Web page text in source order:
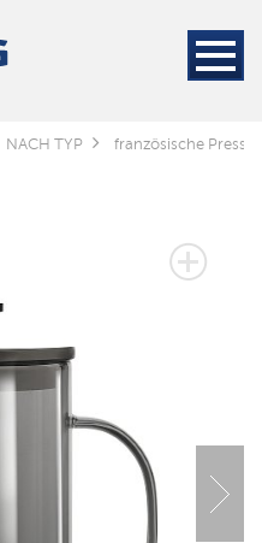
NACH TYP französische Presse